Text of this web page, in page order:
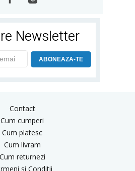
Newsletter
ABONEAZA-TE
Contact
Cum cumperi
Cum platesc
Cum livram
Cum returnezi
si Conditii